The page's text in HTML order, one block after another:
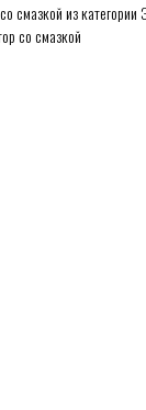
смазкой из
со смазкой